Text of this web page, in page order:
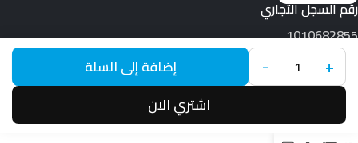
رقم السجل التجاري
1010682855
جميع الحقوق محفوظة لـ © 2026.
Duke +
-
إضافة إلى السلة
اشتري الان